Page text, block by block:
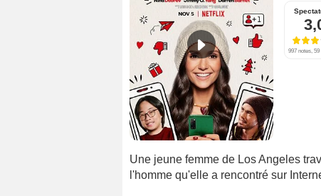
997 notes,
Une jeune femme de Los Angeles
l'homme qu'elle a rencontré sur